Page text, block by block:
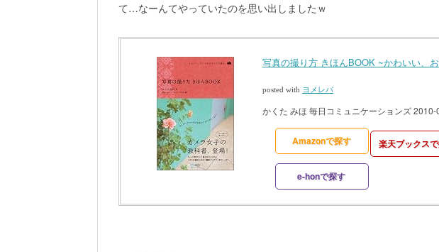
て…なーんてやっていたのを思い出しましたｗ
写真の撮り方 きほんBOOK ~かわいい、
posted with ヨメレバ
かくた みほ 毎日コミュニケーションズ 2010-
Amazonで探す 楽天ブックス
e-honで探す